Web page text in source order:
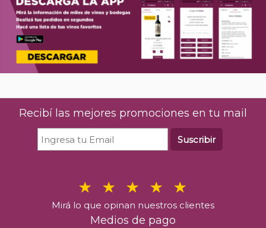
Recibí las mejores promociones en tu mail
Suscribir
Mirá lo que opinan nuestros clientes
Medios de pago